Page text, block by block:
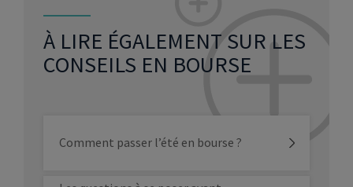
À LIRE ÉGALEMENT SUR LES
CONSEILS EN BOURSE
Comment passer l’été en bourse ?